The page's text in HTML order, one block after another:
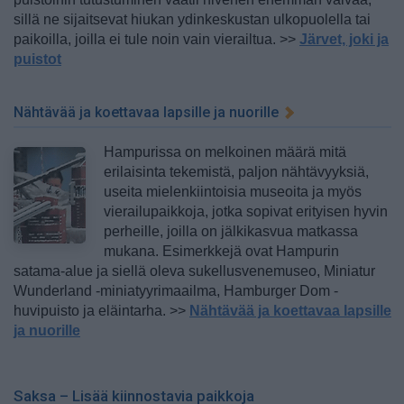
sillä ne sijaitsevat hiukan ydinkeskustan ulkopuolella tai
paikoilla, joilla ei tule noin vain vierailtua. >> Järvet, joki ja
puistot
Nähtävää ja koettavaa lapsille ja nuorille
Hampurissa on melkoinen määrä mitä
erilaisinta tekemistä, paljon nähtävyyksiä,
useita mielenkiintoisia museoita ja myös
vierailupaikkoja, jotka sopivat erityisen hyvin
perheille, joilla on jälkikasvua matkassa
mukana. Esimerkkejä ovat Hampurin
satama-alue ja siellä oleva sukellusvenemuseo, Miniatur
Wunderland -miniatyyrimaailma, Hamburger Dom -
huvipuisto ja eläintarha. >> Nähtävää ja koettavaa lapsille
ja nuorille
Saksa – Lisää kiinnostavia paikkoja